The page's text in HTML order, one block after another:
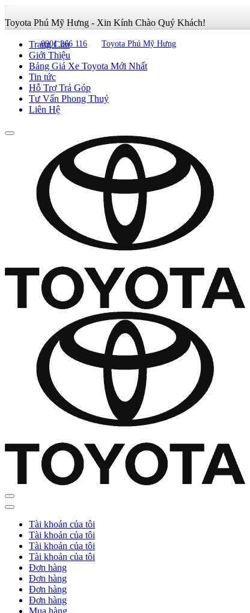
Toyota Phú Mỹ Hưng - Xin Kính Chào Quý Khách!
0901 266 116 Toyota Phú Mỹ Hưng
Trang Chủ
Giới Thiệu
Bảng Giá Xe Toyota Mới Nhất
Tin tức
Hỗ Trợ Trả Góp
Tư Vấn Phong Thuỷ
Liên Hệ
Tài khoản của tôi
Tài khoản của tôi
Tài khoản của tôi
Tài khoản của tôi
Đơn hàng
Đơn hàng
Đơn hàng
Đơn hàng
Mua hàng